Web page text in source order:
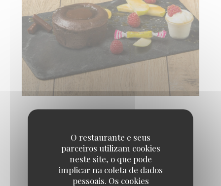
O restaurante e seus
parceiros utilizam cookies
neste site, o que pode
implicar na coleta de dados
pessoais. Os cookies
Photos intérieur de
l'établissement